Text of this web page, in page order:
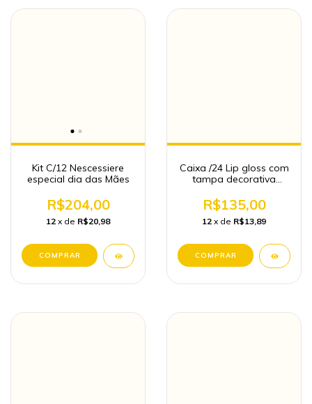
Kit C/12 Nescessiere
especial dia das Mães
R$204,00
12 x de R$20,98
Caixa /24 Lip gloss com
tampa decorativa
Bobb rara
R$135,00
12 x de R$13,89